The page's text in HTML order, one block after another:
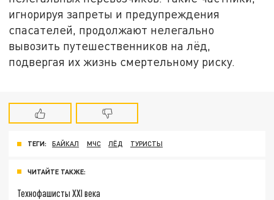
игнорируя запреты и предупреждения
спасателей, продолжают нелегально
вывозить путешественников на лёд,
подвергая их жизнь смертельному риску.
ТЕГИ: БАЙКАЛ МЧС ЛЁД ТУРИСТЫ
ЧИТАЙТЕ ТАКЖЕ:
Технофашисты XXI века